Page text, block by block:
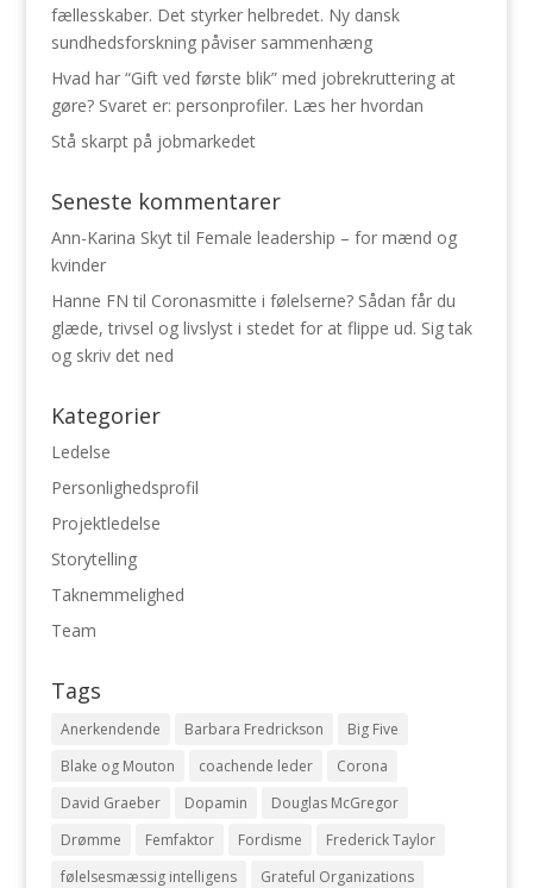
fællesskaber. Det styrker helbredet. Ny dansk
sundhedsforskning påviser sammenhæng
Hvad har “Gift ved første blik” med jobrekruttering at
gøre? Svaret er: personprofiler. Læs her hvordan
Stå skarpt på jobmarkedet
Seneste kommentarer
Ann-Karina Skyttil Female leadership – for mænd og
kvinder
Hanne FN til Coronasmitte i følelserne? Sådan får du
glæde, trivsel og livslyst i stedet for at flippe ud. Sig tak
og skriv det ned
Kategorier
Ledelse
Personlighedsprofil
Projektledelse
Storytelling
Taknemmelighed
Team
Tags
Anerkendende Barbara Fredrickson
Big Five
Blake og Mouton
coachende leder
Corona
David Graeber
Dopamin
Douglas McGregor
Drømme
Femfaktor Fordisme
Frederick Taylor
følelsesmæssig intelligens
Grateful Organizations